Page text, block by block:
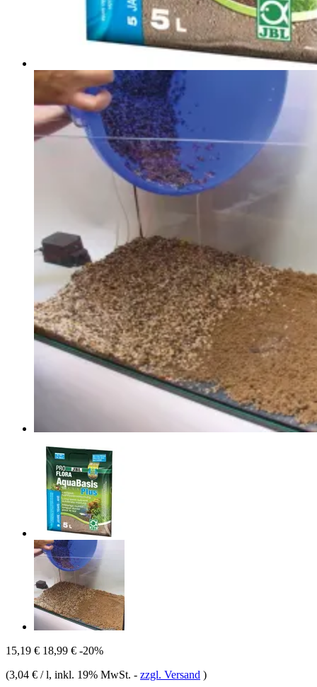
15,19 € 18,99 € -20%
(3,04 € / l, inkl. 19% MwSt. - zzgl. Versand )